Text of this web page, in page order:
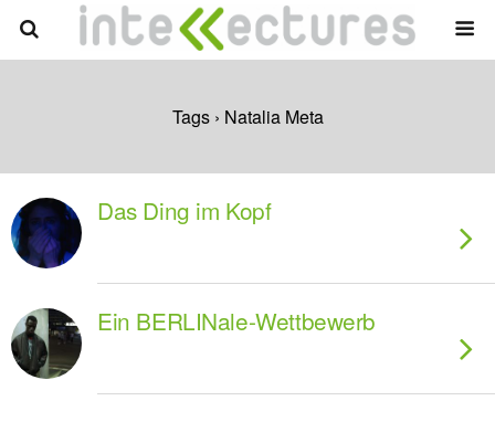
Tags › Natalia Meta
Das Ding im Kopf
Ein BERLINale-Wettbewerb